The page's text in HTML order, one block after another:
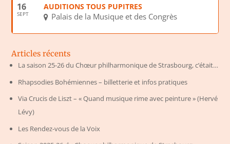
16
SEPT
AUDITIONS TOUS PUPITRES
Palais de la Musique et des Congrès
Articles récents
La saison 25-26 du Chœur philharmonique de Strasbourg, c’était…
Rhapsodies Bohémiennes – billetterie et infos pratiques
Via Crucis de Liszt – « Quand musique rime avec peinture » (Hervé
Lévy)
Les Rendez-vous de la Voix